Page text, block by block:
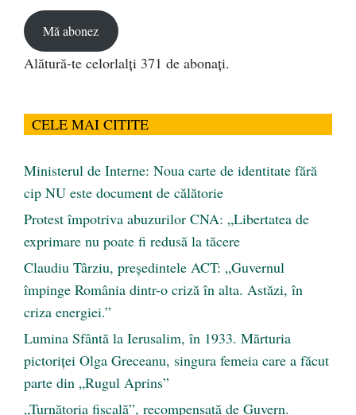
Mă abonez
Alătură-te celorlalți 371 de abonați.
CELE MAI CITITE
Ministerul de Interne: Noua carte de identitate fără
cip NU este document de călătorie
Protest împotriva abuzurilor CNA: „Libertatea de
exprimare nu poate fi redusă la tăcere
Claudiu Târziu, președintele ACT: „Guvernul
împinge România dintr-o criză în alta. Astăzi, în
criza energiei.”
Lumina Sfântă la Ierusalim, în 1933. Mărturia
pictoriței Olga Greceanu, singura femeia care a făcut
parte din „Rugul Aprins”
„Turnătoria fiscală”, recompensată de Guvern.